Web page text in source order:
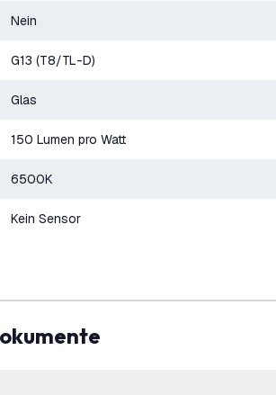
Nein
G13 (T8/TL-D)
Glas
150 Lumen pro Watt
6500K
Kein Sensor